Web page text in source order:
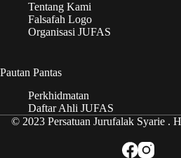
Tentang Kami
Falsafah Logo
Organisasi JUFAS
Pautan Pantas
Perkhidmatan
Daftar Ahli JUFAS
© 2023 Persatuan Jurufalak Syarie .